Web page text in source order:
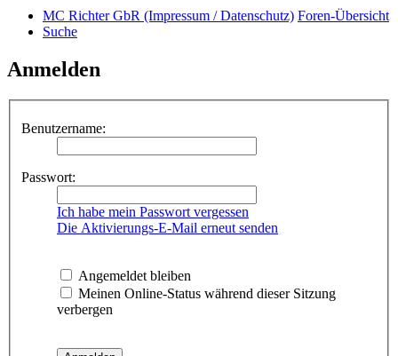
MC Richter GbR (Impressum / Datenschutz) Foren-Übersicht
Suche
Anmelden
Benutzername:
Passwort:
Ich habe mein Passwort vergessen
Die Aktivierungs-E-Mail erneut senden
Angemeldet bleiben
Meinen Online-Status während dieser Sitzung
verbergen